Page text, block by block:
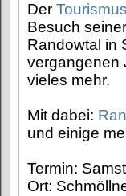
Der
Besuch
Randowtal in
vergangenen
vieles mehr.
Mit dabei:
und einige
Termin:
Ort: